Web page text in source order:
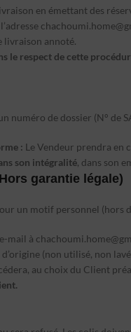
en émettant des
livraison annoté.
le respect de cette
de dossier (N° de
: Le Vendeur prendra en
son intégralité, dans son
garantie légale)
un motif personnel (hors
mail à
d’origine (non utilisé, non
au choix du Client